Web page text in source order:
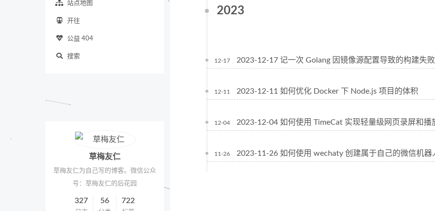
站点地图
开往
公益 404
搜索
2023
12-17 2023-12-17 记一次 Golang 因镜像源配置导致的构建失败
12-11 2023-12-11 如何优化 Docker 下 Node.js 项目的体积
12-04 2023-12-04 如何使用 TimeCat 实现轻量级网页录屏和播
11-26 2023-11-26 如何使用 wechaty 创建属于自己的微信机器
草梅友仁
草梅友仁为自己写的博客。微信公众
号：草梅友仁的后花园
327 56 722